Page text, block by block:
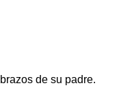
de su padre.